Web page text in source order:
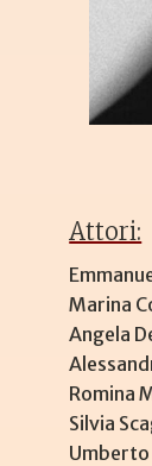
Attori:
Marina
Angela
Romina
Silvia